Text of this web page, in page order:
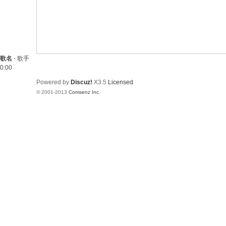
歌名 - 歌手
0:00
Powered by Discuz! X3.5 Licensed
© 2001-2013 Comsenz Inc.